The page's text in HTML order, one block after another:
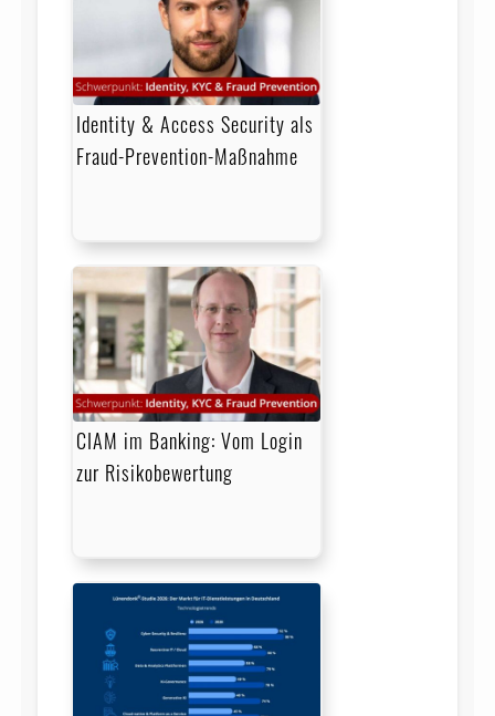
Identity & Access Security als
Fraud-Prevention-Maßnahme
CIAM im Banking: Vom Login
zur Risikobewertung